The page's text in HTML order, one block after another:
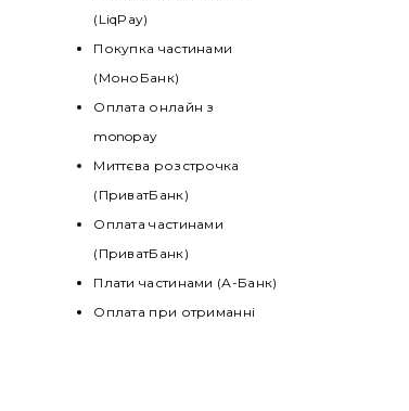
(LiqPay)
Покупка частинами
(МоноБанк)
Оплата онлайн з
monopay
Миттєва розстрочка
(ПриватБанк)
Оплата частинами
(ПриватБанк)
Плати частинами (А-Банк)
Оплата при отриманні